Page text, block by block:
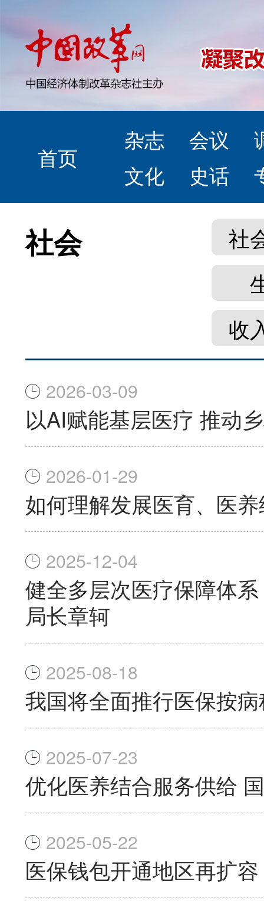
首页
杂志 会议
文化
史话
社会
社
收
2026-03-09
以AI赋能基层医疗 推动
2026-01-29
如何理解发展医育、医
2025-12-04
健全多层次医疗保障体
局长章轲
2025-08-18
我国将全面推行医保按
2025-07-23
优化医养结合服务供给
2025-05-22
医保钱包开通地区再扩